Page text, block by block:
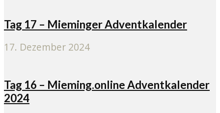
Tag 17 – Mieminger Adventkalender
17. Dezember 2024
Tag 16 – Mieming.online Adventkalender
2024